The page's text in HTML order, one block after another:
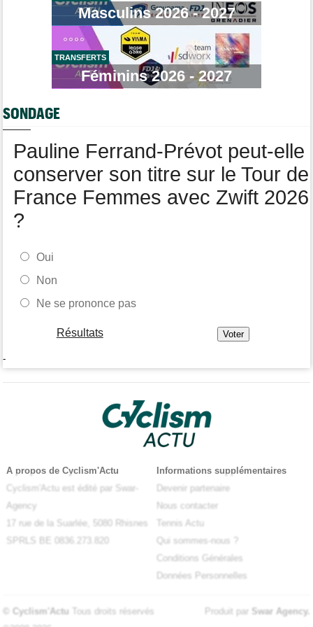
Demi Vollering : "Marlen Reusser n’est pas facile à battre"
Isaac Del Toro prolonge avec la formation UAE Team Emirates-
XRG
Tour de Pologne
Diffusion TV... quelle heure et quelle chaîne la 4e étape ?
Transfert
Masculins 2026 - 2027
TRANSFERTS
Féminins 2026 - 2027
SONDAGE
Pauline Ferrand-Prévot peut-elle
conserver son titre sur le Tour de
France Femmes avec Zwift 2026
?
Oui
Non
Ne se prononce pas
Résultats
-
A propos de Cyclism'Actu
Cyclism'Actu est édité par Swar-
Agency
17 rue de la Suarlée, 5080 Rhisnes
SPRLS BE 0836.273.820
Informations supplémentaires
Devenir partenaire
Nous contacter
Tennis Actu
Qui sommes-nous ?
Conditions Générales
Données Personnelles
© Cyclism'Actu Tous droits réservés
Produit par Swar Agency.